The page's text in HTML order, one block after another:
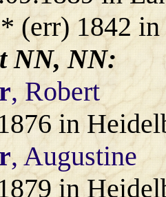
(err) 1842
NN, NN:
, Robert
in
, Augustine
in